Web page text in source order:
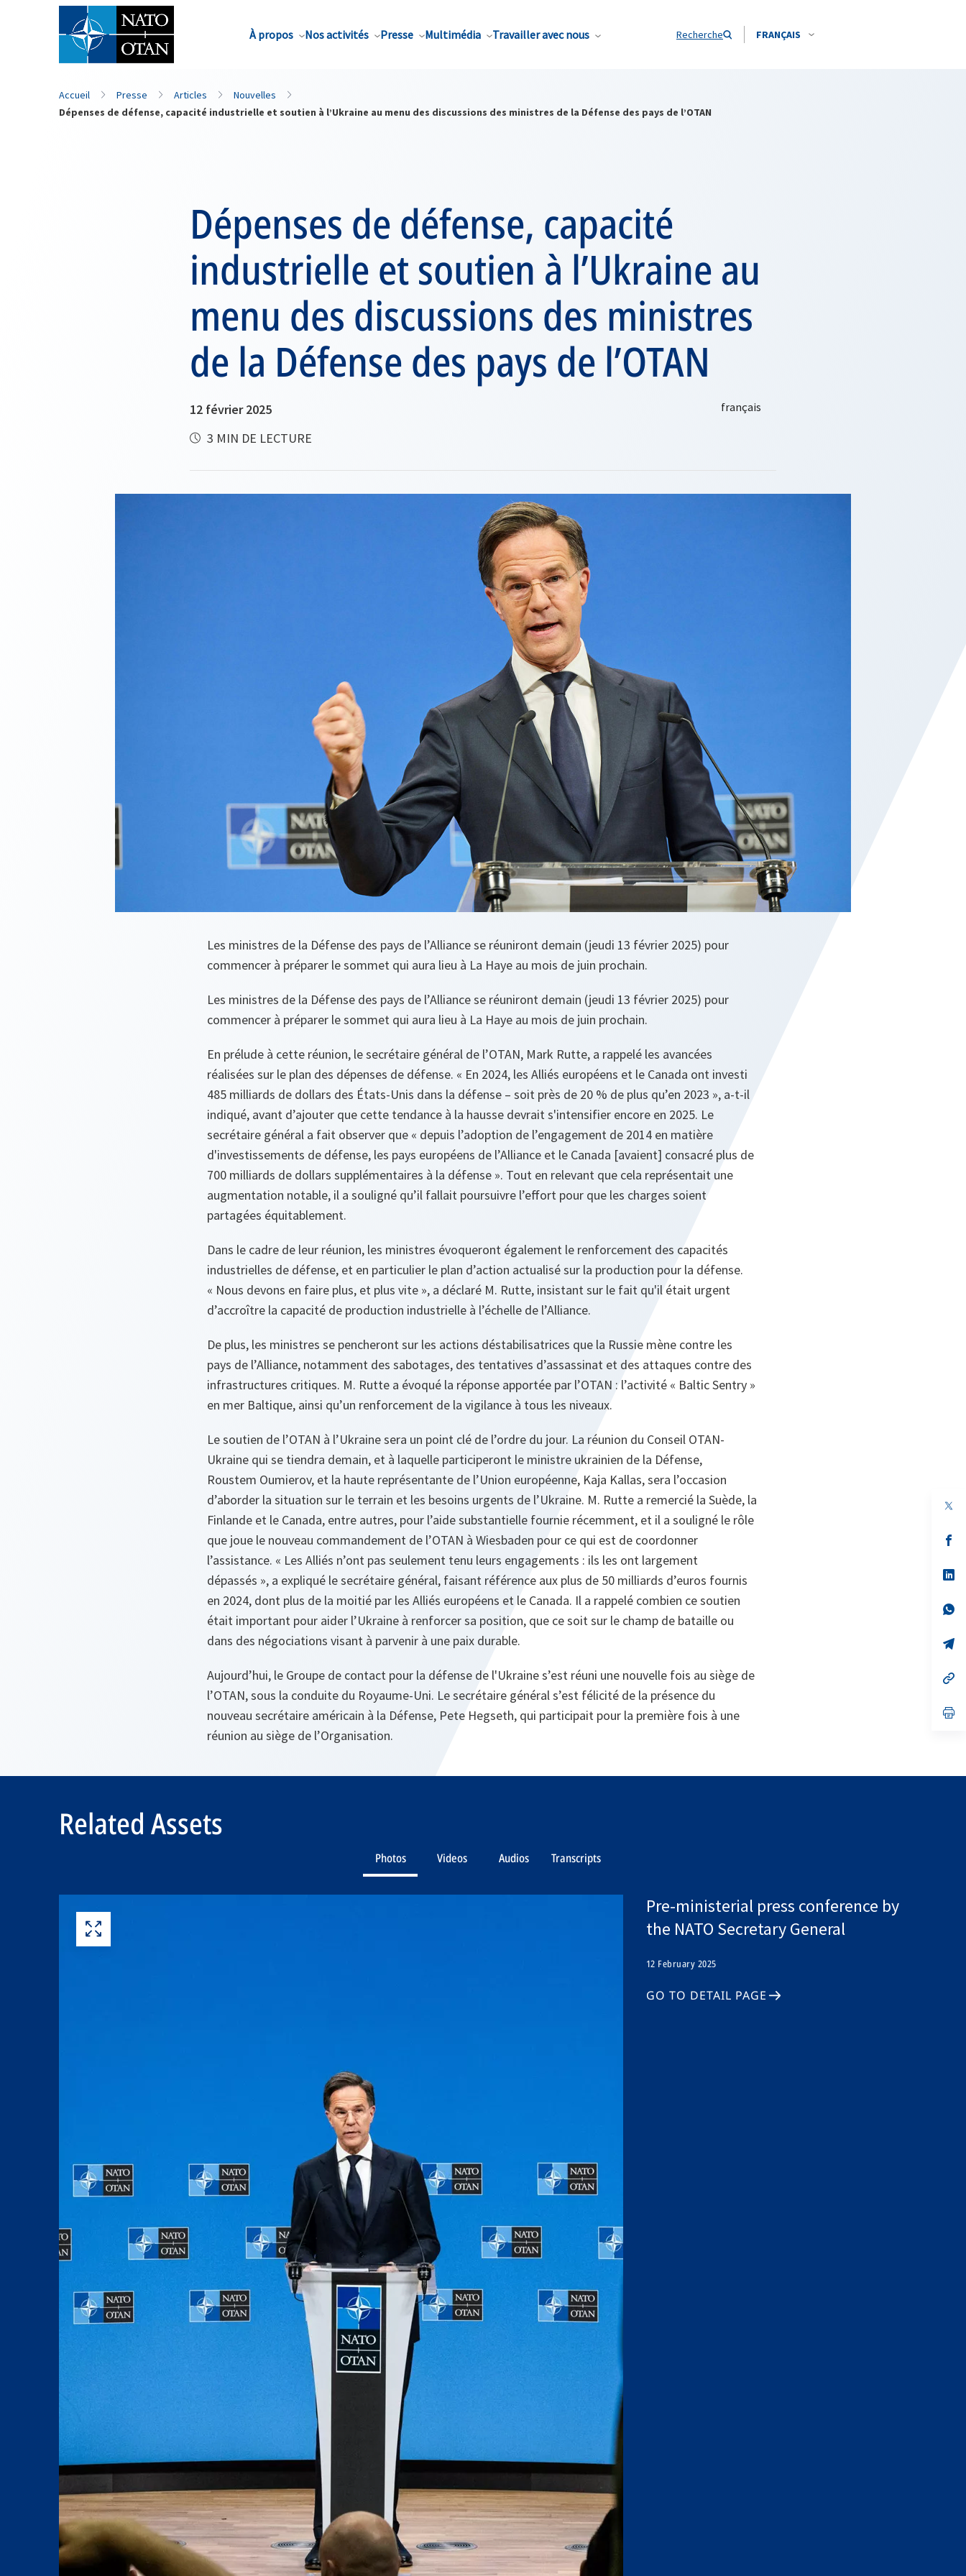
À propos Nos activités Presse Multimédia Travailler avec nous Recherche FRANÇAIS
Nom de famille*
Accueil Presse Articles
Nouvelles
Dépenses de défense, capacité industrielle et soutien à l’Ukraine au menu des discussions des ministres de la Défense des pays de l’OTAN
Dépenses de défense, capacité
industrielle et soutien à l’Ukraine au
menu des discussions des ministres
de la Défense des pays de l’OTAN
12 février 2025
3 MIN DE LECTURE
Les ministres de la Défense des pays de l’Alliance se réuniront demain (jeudi 13 février 2025) pour
commencer à préparer le sommet qui aura lieu à La Haye au mois de juin prochain.
Les ministres de la Défense des pays de l’Alliance se réuniront demain (jeudi 13 février 2025) pour
commencer à préparer le sommet qui aura lieu à La Haye au mois de juin prochain.
En prélude à cette réunion, le secrétaire général de l’OTAN, Mark Rutte, a rappelé les avancées
réalisées sur le plan des dépenses de défense. « En 2024, les Alliés européens et le Canada ont investi
485 milliards de dollars des États-Unis dans la défense – soit près de 20 % de plus qu’en 2023 », a-t-il
indiqué, avant d’ajouter que cette tendance à la hausse devrait s'intensifier encore en 2025. Le
secrétaire général a fait observer que « depuis l’adoption de l’engagement de 2014 en matière
d'investissements de défense, les pays européens de l’Alliance et le Canada [avaient] consacré plus de
700 milliards de dollars supplémentaires à la défense ». Tout en relevant que cela représentait une
augmentation notable, il a souligné qu’il fallait poursuivre l’effort pour que les charges soient
partagées équitablement.
Dans le cadre de leur réunion, les ministres évoqueront également le renforcement des capacités
industrielles de défense, et en particulier le plan d’action actualisé sur la production pour la défense.
« Nous devons en faire plus, et plus vite », a déclaré M. Rutte, insistant sur le fait qu'il était urgent
d’accroître la capacité de production industrielle à l’échelle de l’Alliance.
De plus, les ministres se pencheront sur les actions déstabilisatrices que la Russie mène contre les
pays de l’Alliance, notamment des sabotages, des tentatives d’assassinat et des attaques contre des
infrastructures critiques. M. Rutte a évoqué la réponse apportée par l’OTAN : l’activité « Baltic Sentry »
en mer Baltique, ainsi qu’un renforcement de la vigilance à tous les niveaux.
Le soutien de l’OTAN à l’Ukraine sera un point clé de l’ordre du jour. La réunion du Conseil OTAN-
Ukraine qui se tiendra demain, et à laquelle participeront le ministre ukrainien de la Défense,
Roustem Oumierov, et la haute représentante de l’Union européenne, Kaja Kallas, sera l’occasion
d’aborder la situation sur le terrain et les besoins urgents de l’Ukraine. M. Rutte a remercié la Suède, la
Finlande et le Canada, entre autres, pour l’aide substantielle fournie récemment, et il a souligné le rôle
que joue le nouveau commandement de l’OTAN à Wiesbaden pour ce qui est de coordonner
l’assistance. « Les Alliés n’ont pas seulement tenu leurs engagements : ils les ont largement
dépassés », a expliqué le secrétaire général, faisant référence aux plus de 50 milliards d’euros fournis
en 2024, dont plus de la moitié par les Alliés européens et le Canada. Il a rappelé combien ce soutien
était important pour aider l’Ukraine à renforcer sa position, que ce soit sur le champ de bataille ou
dans des négociations visant à parvenir à une paix durable.
Aujourd’hui, le Groupe de contact pour la défense de l'Ukraine s’est réuni une nouvelle fois au siège de
l’OTAN, sous la conduite du Royaume-Uni. Le secrétaire général s’est félicité de la présence du
nouveau secrétaire américain à la Défense, Pete Hegseth, qui participait pour la première fois à une
réunion au siège de l’Organisation.
Related Assets
Photos Videos Audios Transcripts
Pre-ministerial press conference by
the NATO Secretary General
12 February 2025
GO TO DETAIL PAGE